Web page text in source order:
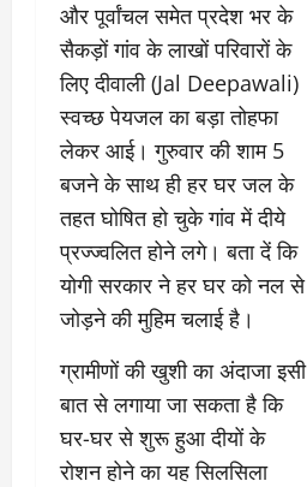
और पूर्वांचल समेत प्रदेश भर के
सैकड़ों गांव के लाखों परिवारों के
लिए दीवाली (Jal Deepawali)
स्वच्छ पेयजल का बड़ा तोहफा
लेकर आई। गुरुवार की शाम 5
बजने के साथ ही हर घर जल के
तहत घोषित हो चुके गांव में दीये
प्रज्ज्वलित होने लगे। बता दें कि
योगी सरकार ने हर घर को नल से
जोड़ने की मुहिम चलाई है।
ग्रामीणों की खुशी का अंदाजा इसी
बात से लगाया जा सकता है कि
घर-घर से शुरू हुआ दीयों के
रोशन होने का यह सिलसिला